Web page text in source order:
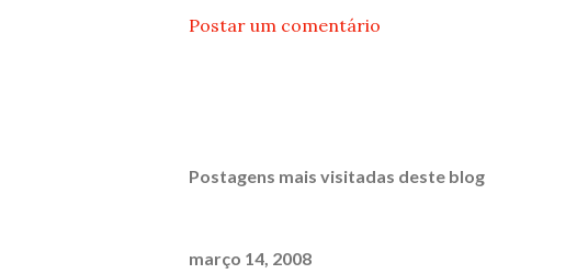
Postar um comentário
Postagens mais visitadas deste blog
março 14, 2008